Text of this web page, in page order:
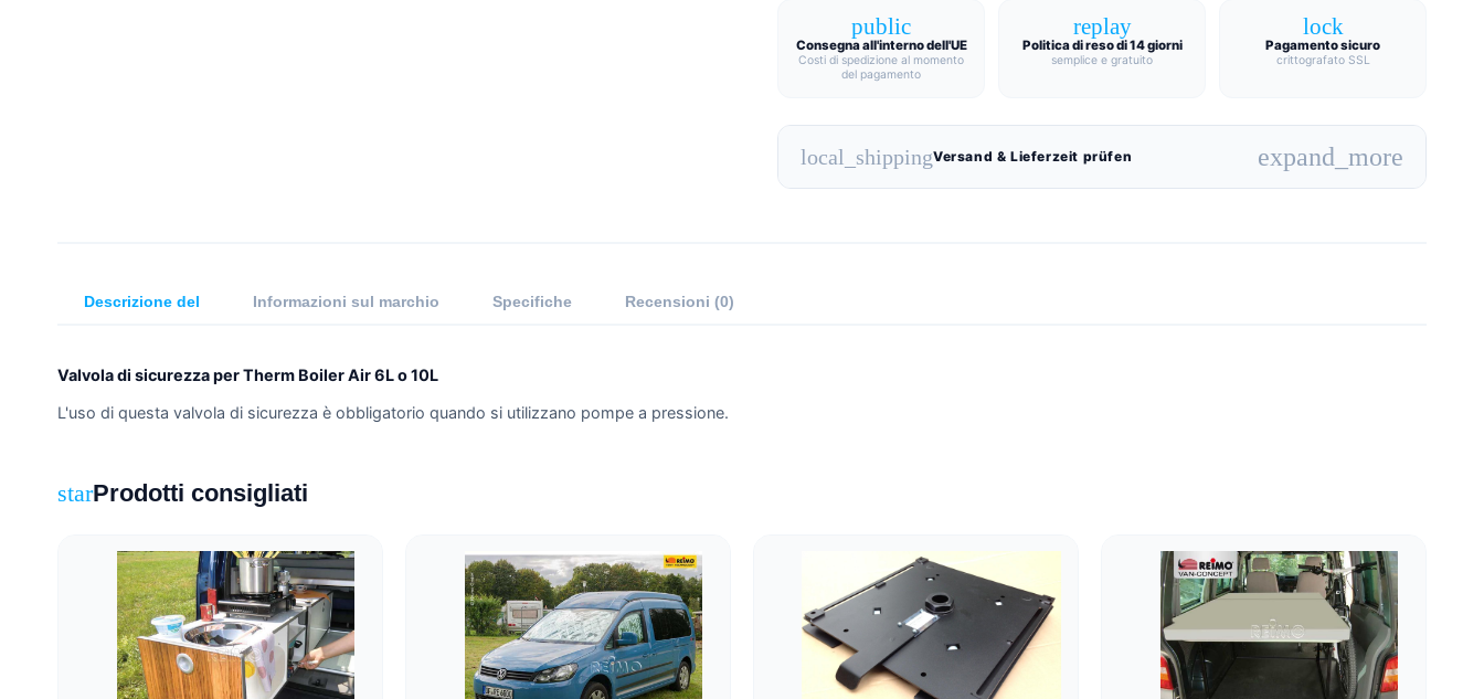
public
Consegna all'interno dell'UE
Costi di spedizione al momento
del pagamento
replay
Politica di reso di 14 giorni
semplice e gratuito
lock
Pagamento sicuro
crittografato SSL
local_shippingVersand & Lieferzeit prüfen expand_more
Descrizione del Informazioni sul marchio Specifiche Recensioni (0)
Valvola di sicurezza per Therm Boiler Air 6L o 10L
L'uso di questa valvola di sicurezza è obbligatorio quando si utilizzano pompe a pressione.
starProdotti consigliati